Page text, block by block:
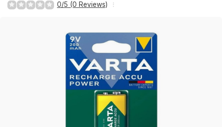
0/5 (0 Reviews)